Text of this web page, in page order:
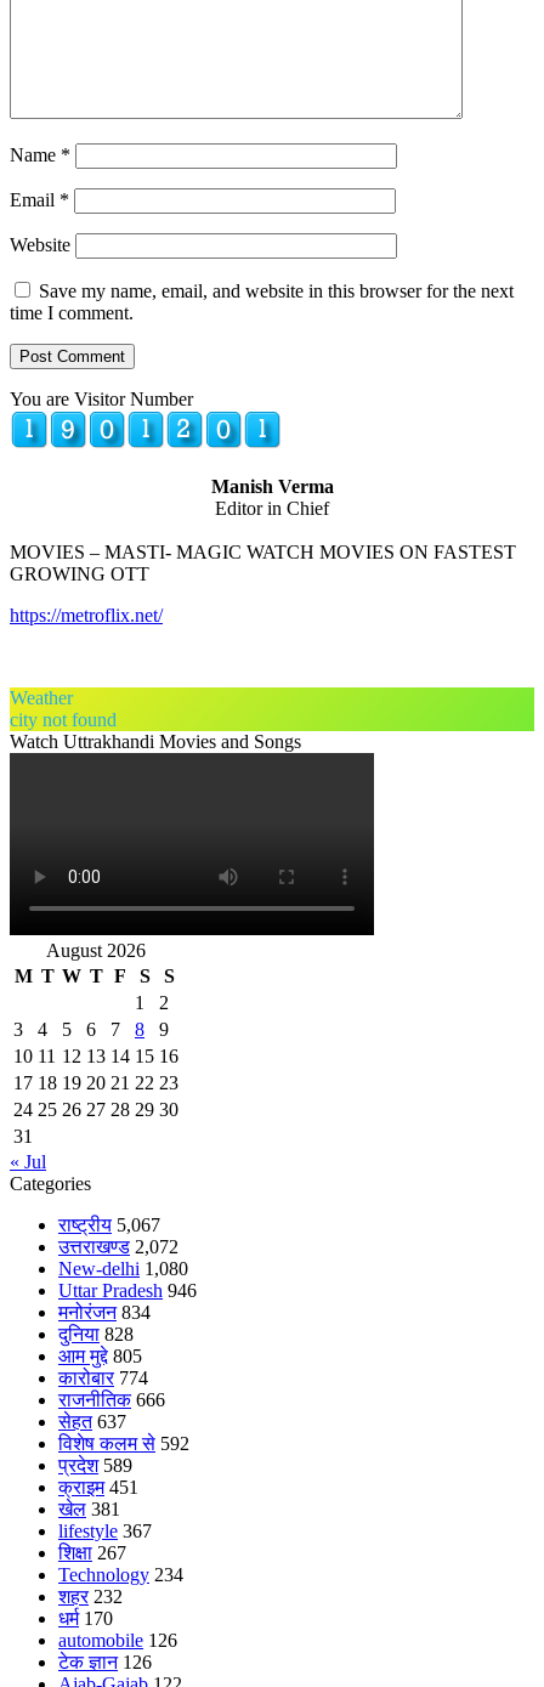
Name *
Email *
Website
Save my name, email, and website in this browser for the next
time I comment.
You are Visitor Number
Manish Verma
Editor in Chief
MOVIES – MASTI- MAGIC WATCH MOVIES ON FASTEST
GROWING OTT
https://metroflix.net/
Weather
city not found
Watch Uttrakhandi Movies and Songs
August 2026
M T W T F S
S
1
2
3
4 5 6 7 8
9
10 11 12 13 14 15 16
17 18 19 20 21 22 23
24 25 26 27 28 29 30
31
« Jul
Categories
राष्ट्रीय 5,067
उत्तराखण्ड 2,072
New-delhi 1,080
Uttar Pradesh 946
मनोरंजन 834
दुनिया 828
आम मुद्दे 805
कारोबार 774
राजनीतिक 666
सेहत 637
विशेष कलम से 592
प्रदेश 589
क्राइम 451
खेल 381
lifestyle 367
शिक्षा 267
Technology 234
शहर 232
धर्म 170
automobile 126
टेक ज्ञान 126